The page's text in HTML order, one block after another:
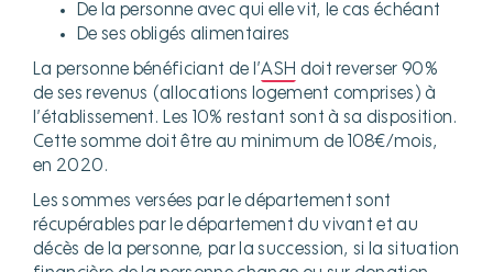
De la personne avec qui elle vit, le cas échéant
De ses obligés alimentaires
La personne bénéficiant de l’ASH doit reverser 90%
de ses revenus (allocations logement comprises) à
l’établissement. Les 10% restant sont à sa disposition.
Cette somme doit être au minimum de 108€/mois,
en 2020.
Les sommes versées par le département sont
récupérables par le département du vivant et au
décès de la personne, par la succession, si la situation